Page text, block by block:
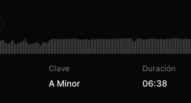
Clave
A Minor
Duración
06:38